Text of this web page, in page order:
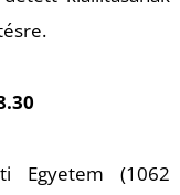
Egyetem (1062